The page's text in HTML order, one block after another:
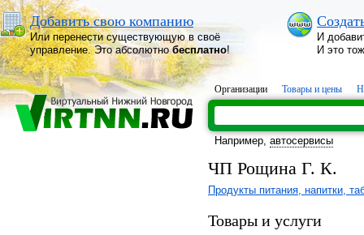
Добавить свою компанию
Или перенести существующую в своё
управление. Это абсолютнобесплатно!
И
И это
Организации Товары и цены
Например, автосервисы
ЧП Рощина Г. К.
Продукты питания, напитки,
Товары и услуги